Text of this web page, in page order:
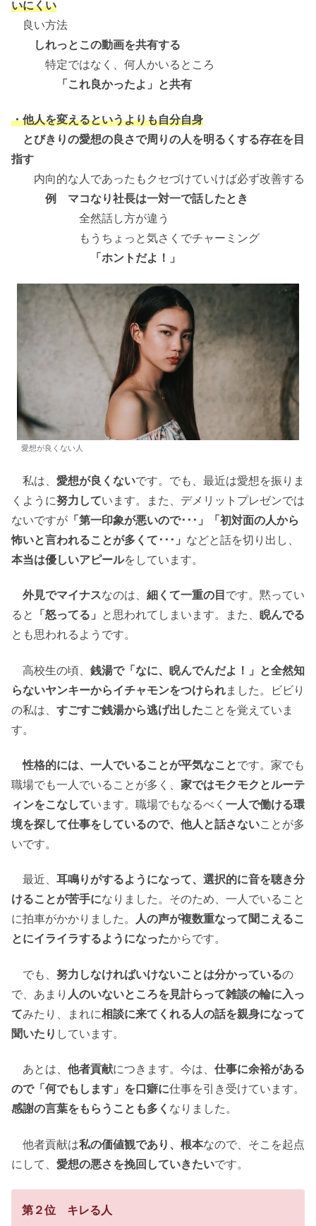
いにくい
良い方法
しれっとこの動画を共有する
特定ではなく、何人かいるところ
「これ良かったよ」と共有
・他人を変えるというよりも自分自身
とびきりの愛想の良さで周りの人を明るくする存在を目
指す
内向的な人であったもクセづけていけば必ず改善する
例 マコなり社長は一対一で話したとき
全然話し方が違う
もうちょっと気さくでチャーミング
「ホントだよ！」
愛想が良くない人
私は、 愛想が良くないです。でも、最近は愛想を振りま
くように努力しています。また、デメリットプレゼンでは
ないですが 「第一印象が悪いので･･･」「初対面の人から
怖いと言われることが多くて･･･」 などと話を切り出し、
本当は優しいアピールをしています。
外見でマイナスなのは、 細くて一重の目 です。黙ってい
ると 「怒ってる」 と思われてしまいます。また、 睨んでる
とも思われるようです。
高校生の頃、 銭湯で「なに、睨んでんだよ！」と全然知
らないヤンキーからイチャモンをつけられました。ビビり
の私は、 すごすご銭湯から逃げ出したことを覚えていま
す。
性格的には、一人でいることが平気なことです。家でも
職場でも一人でいることが多く、 家ではモクモクとルーテ
ィンをこなしています。職場でもなるべく 一人で働ける環
境を探して仕事をしているので、他人と話さないことが多
いです。
最近、 耳鳴りがするようになって、選択的に音を聴き分
けることが苦手になりました。そのため、一人でいること
に拍車がかかりました。 人の声が複数重なって聞こえるこ
とにイライラするようになったからです。
でも、努力しなければいけないことは分かっているの
で、あまり 人のいないところを見計らって雑談の輪に入っ
てみたり、まれに相談に来てくれる人の話を親身になって
聞いたり しています。
あとは、 他者貢献につきます。今は、 仕事に余裕がある
ので「何でもします」を口癖に仕事を引き受けています。
感謝の言葉をもらうことも多く なりました。
他者貢献は私の価値観であり、根本なので、そこを起点
にして、 愛想の悪さを挽回していきたいです。
第２位 キレる人